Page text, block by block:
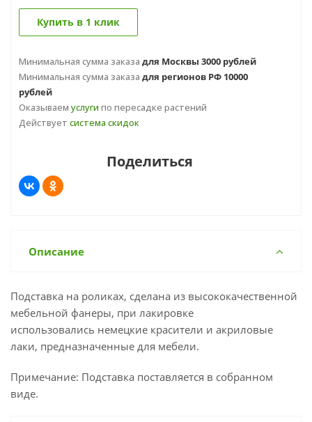
Купить в 1 клик
Минимальная сумма заказа для Москвы 3000 рублей
Минимальная сумма заказа для регионов РФ 10000
рублей
Оказываем услуги по пересадке растений
Действует система скидок
Поделиться
Описание
Подставка на роликах, сделана из высококачественной
мебельной фанеры, при лакировке
использовались немецкие красители и акриловые
лаки, предназначенные для мебели.
Примечание: Подставка поставляется в собранном
виде.